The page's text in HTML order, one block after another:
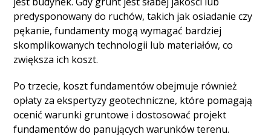
predysponowany do ruchów, takich jak osiadanie czy
pękanie, fundamenty mogą wymagać bardziej
skomplikowanych technologii lub materiałów, co
zwiększa ich koszt.
Po trzecie, koszt fundamentów obejmuje również
opłaty za ekspertyzy geotechniczne, które pomagają
ocenić warunki gruntowe i dostosować projekt
fundamentów do panujących warunków terenu.